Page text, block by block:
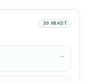
39 MIAST
→